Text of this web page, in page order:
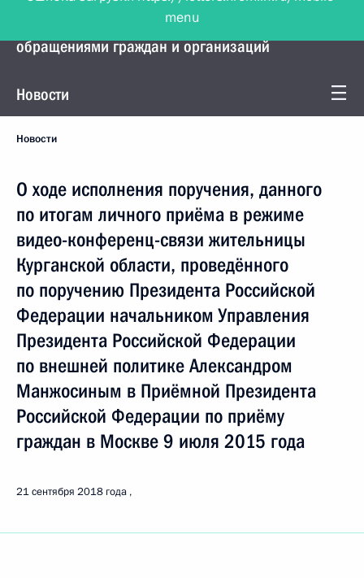
Управление Президента по работе с
обращениями граждан и организаций
Новости
Новости
О ходе исполнения поручения, данного
по итогам личного приёма в режиме
видео-конференц-связи жительницы
Курганской области, проведённого
по поручению Президента Российской
Федерации начальником Управления
Президента Российской Федерации
по внешней политике Александром
Манжосиным в Приёмной Президента
Российской Федерации по приёму
граждан в Москве 9 июля 2015 года
21 сентября 2018 года
menu